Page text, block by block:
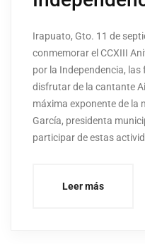
Irapuato, Gto. 11 de
conmemorar el CCXIII
por la Independencia,
disfrutar de la cantante
máxima exponente de la
García, presidenta
participar de estas
Leer más